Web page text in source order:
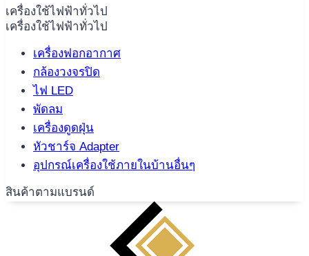
เครื่องใช้ไฟฟ้าทั่วไป
เครื่องใช้ไฟฟ้าทั่วไป
เครื่องฟอกอากาศ
กล้องวงจรปิด
ไฟ LED
พัดลม
เครื่องดูดฝุ่น
หัวชาร์จ Adapter
อุปกรณ์เครื่องใช้ภายในบ้านอื่นๆ
สินค้าตามแบรนด์